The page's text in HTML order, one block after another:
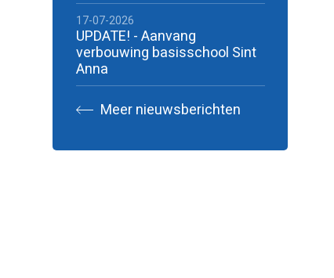
17-07-2026
UPDATE! - Aanvang
verbouwing basisschool Sint
Anna
Meer nieuwsberichten